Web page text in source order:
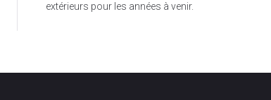
extérieurs pour les années à venir.